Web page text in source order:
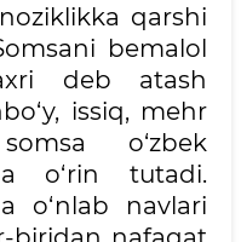
qarshi
bemalol
deb atash
issiq, mehr
o‘zbek
o‘rin tutadi.
o‘nlab navlari